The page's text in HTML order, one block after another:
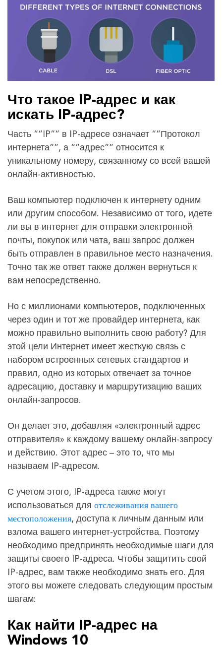
Что такое IP-адрес и как
искать IP-адрес?
Часть “”IP”” в IP-адресе означает “”Протокол
интернета””, а “”адрес”” относится к
уникальному номеру, связанному со всей вашей
онлайн-активностью.
Ваш компьютер подключен к интернету одним
или другим способом. Независимо от того, идете
ли вы в интернет для отправки электронной
почты, покупок или чата, ваш запрос должен
быть отправлен в правильное место назначения.
Точно так же ответ также должен вернуться к
вам непосредственно.
Но с миллионами компьютеров, подключенных
через один и тот же провайдер интернета, как
можно правильно выполнить свою работу? Для
этой цели Интернет имеет жесткую связь с
набором встроенных сетевых стандартов и
правил, одно из которых отвечает за точное
адресацию, доставку и маршрутизацию ваших
онлайн-запросов.
Он делает это, добавляя «электронный адрес
отправителя» к каждому вашему онлайн-запросу
и действию. Этот адрес – это то, что мы
называем IP-адресом.
С учетом этого, IP-адреса также могут
использоваться для отслеживания вашего
местоположения, доступа к личным данным или
взлома вашего интернет-устройства. Поэтому
необходимо предпринять необходимые шаги для
защиты своего IP-адреса. Чтобы защитить свой
IP-адрес, вам также необходимо знать его. Для
этого вы можете следовать следующим простым
шагам:
Как найти IP-адрес на
Windows 10